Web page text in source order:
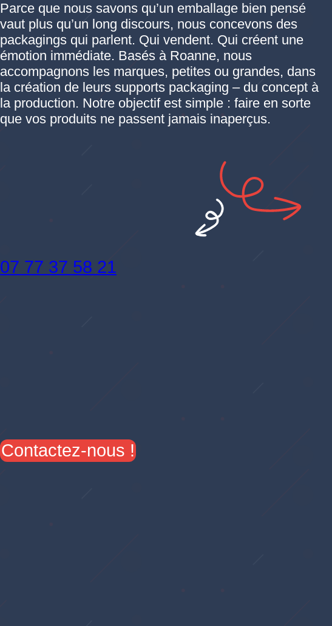
Parce que nous savons qu’un emballage bien pensé
vaut plus qu’un long discours, nous concevons des
packagings qui parlent. Qui vendent. Qui créent une
émotion immédiate. Basés à Roanne, nous
accompagnons les marques, petites ou grandes, dans
la création de leurs supports packaging – du concept à
la production. Notre objectif est simple : faire en sorte
que vos produits ne passent jamais inaperçus.
07 77 37 58 21
Contactez-nous !